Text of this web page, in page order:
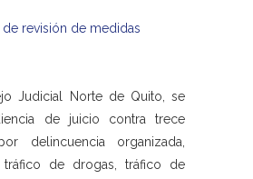
de revisión de medidas
Judicial Norte de Quito, se
de juicio contra trece
delincuencia organizada,
de drogas, tráfico de